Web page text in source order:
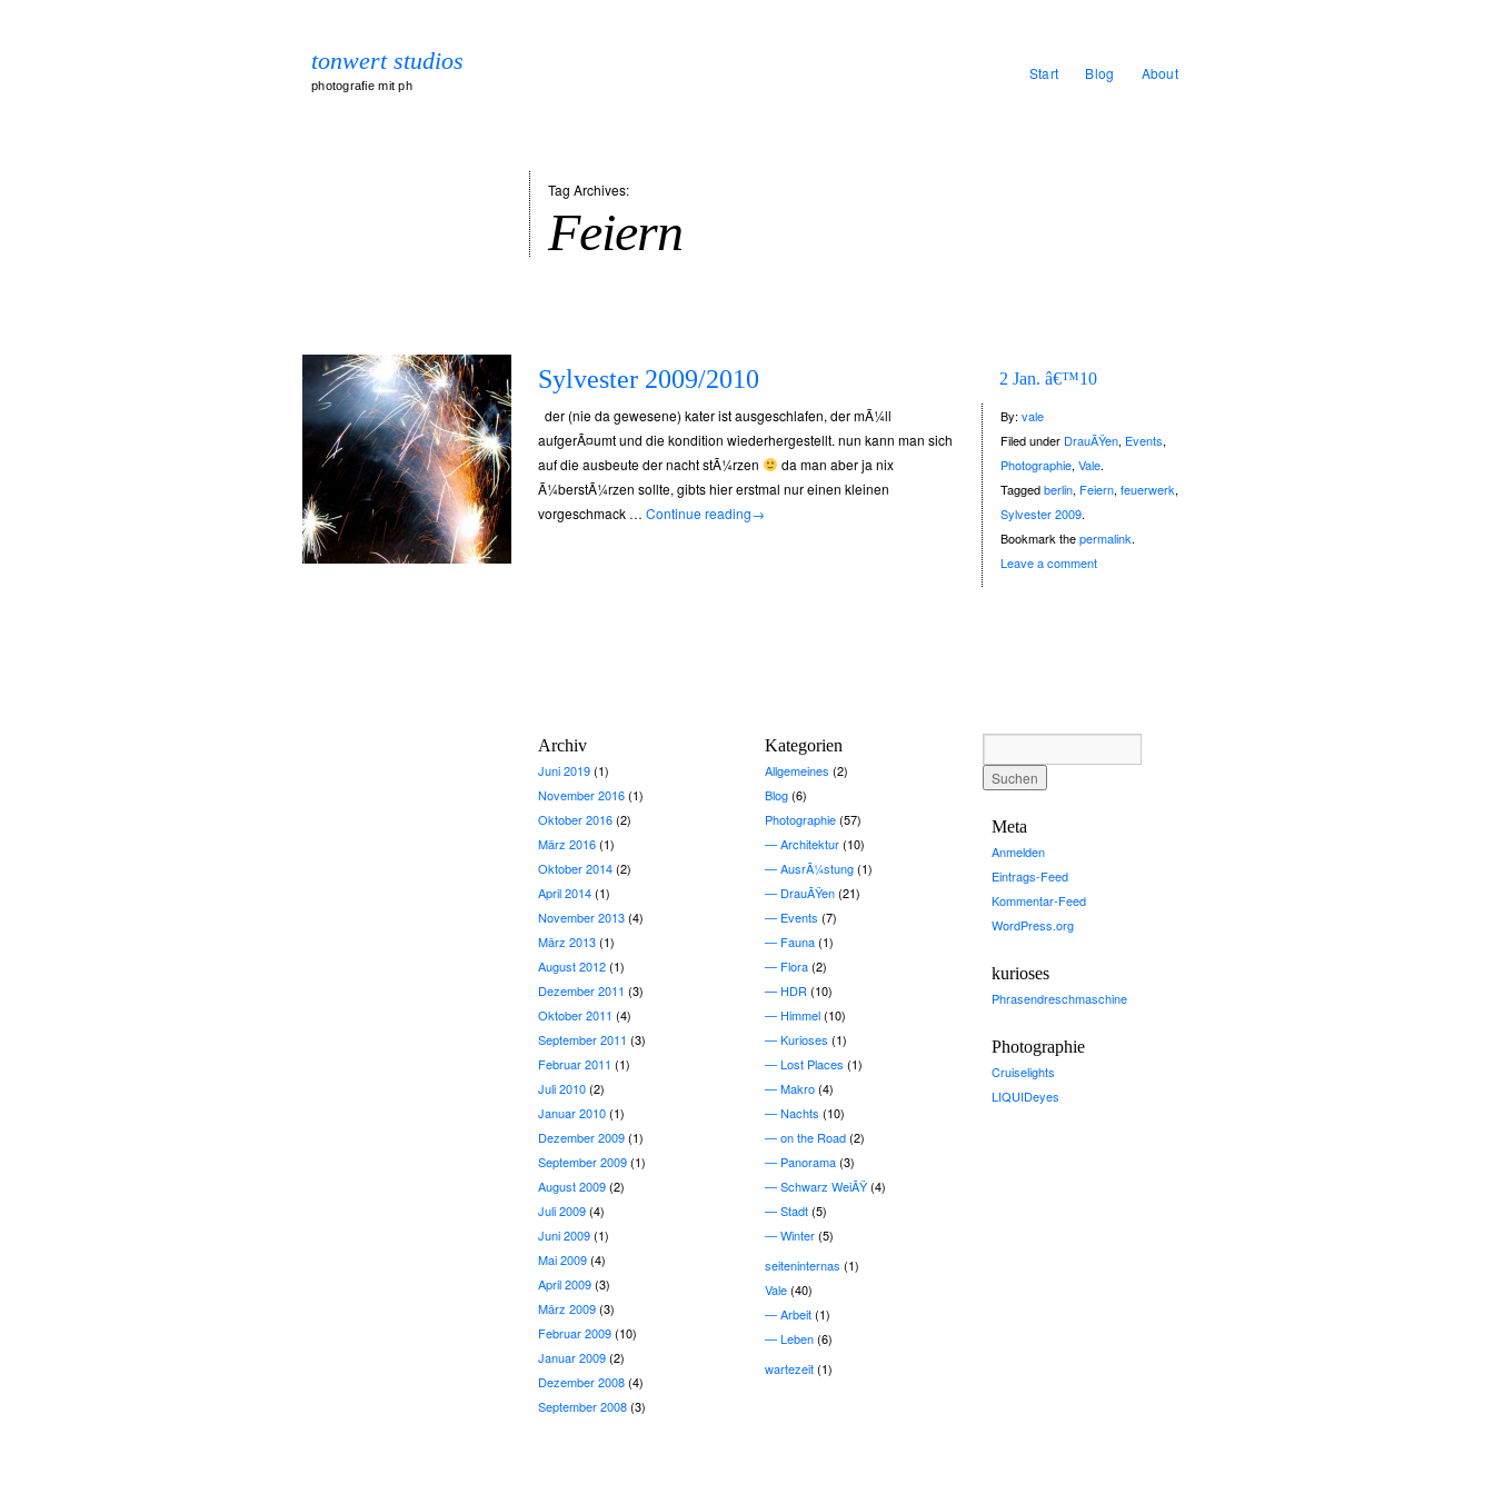
tonwert studios
photografie mit ph
Start Blog About
Tag Archives:
Feiern
Sylvester 2009/2010 2 Jan. â€™10
By: vale
Filed under DrauÃŸen, Events,
Photographie, Vale.
Taggedberlin, Feiern, feuerwerk,
Sylvester 2009.
Bookmark thepermalink.
Leave a comment
der (nie da gewesene) kater ist ausgeschlafen, der mÃ¼ll
aufgerÃ¤umt und die kondition wiederhergestellt. nun kann man sich
auf die ausbeute der nacht stÃ¼rzen
da man aber ja nix
Ã¼berstÃ¼rzen sollte, gibts hier erstmal nur einen kleinen
vorgeschmack … Continue reading→
Archiv
Juni 2019(1)
November 2016(1)
Oktober 2016(2)
März 2016(1)
Oktober 2014(2)
April 2014(1)
November 2013(4)
März 2013(1)
August 2012(1)
Dezember 2011 (3)
Oktober 2011 (4)
September 2011 (3)
Februar 2011 (1)
Juli 2010(2)
Januar 2010(1)
Dezember 2009(1)
September 2009(1)
August 2009(2)
Juli 2009(4)
Juni 2009(1)
Mai 2009(4)
April 2009(3)
März 2009(3)
Februar 2009(10)
Januar 2009(2)
Dezember 2008(4)
September 2008(3)
Kategorien
Allgemeines (2)
Blog(6)
Photographie(57)
Architektur(10)
AusrÃ¼stung(1)
DrauÃŸen(21)
Events (7)
Fauna(1)
Flora(2)
HDR (10)
Himmel(10)
Kurioses (1)
Lost Places (1)
Makro(4)
Nachts (10)
on the Road(2)
Panorama(3)
Schwarz WeiÃŸ(4)
Stadt(5)
Winter(5)
seiteninternas (1)
Vale(40)
Arbeit(1)
Leben(6)
wartezeit(1)
Meta
Anmelden
Eintrags-Feed
Kommentar-Feed
WordPress.org
kurioses
Phrasendreschmaschine
Photographie
Cruiselights
LIQUIDeyes